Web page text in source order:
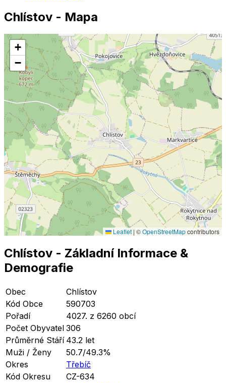
Chlístov - Mapa
+
−
Leaflet | ©OpenStreetMapcontributors
Chlístov - Základní Informace &
Demografie
Obec
Chlístov
Kód Obce
590703
Pořadí
4027. z 6260 obcí
Počet Obyvatel 306
Průměrné Stáří 43.2 let
Muži / Ženy
50.7/49.3%
Okres
Třebíč
Kód Okresu
CZ-634